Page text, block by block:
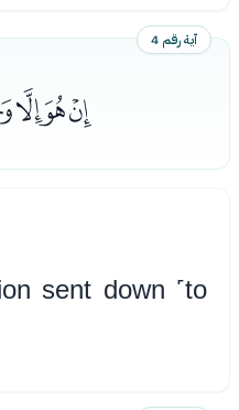
آية رقم 4
sent down ˹to